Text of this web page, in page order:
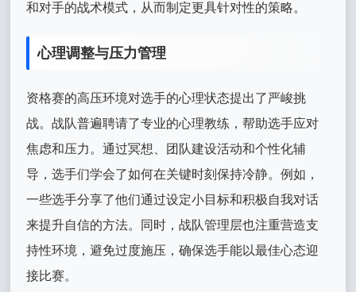
和对手的战术模式，从而制定更具针对性的策略。
心理调整与压力管理
资格赛的高压环境对选手的心理状态提出了严峻挑
战。战队普遍聘请了专业的心理教练，帮助选手应对
焦虑和压力。通过冥想、团队建设活动和个性化辅
导，选手们学会了如何在关键时刻保持冷静。例如，
一些选手分享了他们通过设定小目标和积极自我对话
来提升自信的方法。同时，战队管理层也注重营造支
持性环境，避免过度施压，确保选手能以最佳心态迎
接比赛。